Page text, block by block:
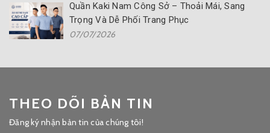
Quần Kaki Nam Công Sở – Thoải Mái, Sang
Trọng Và Dễ Phối Trang Phục
07/07/2026
THEO DÕI BẢN TIN
Đăng ký nhận bản tin của chúng tôi!